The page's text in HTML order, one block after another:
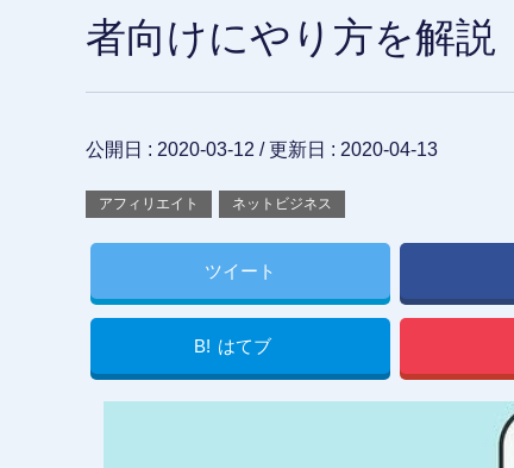
者向けにやり方を解説
公開日 : 2020-03-12 / 更新日 : 2020-04-13
アフィリエイト ネットビジネス
ツイート
B! はてブ